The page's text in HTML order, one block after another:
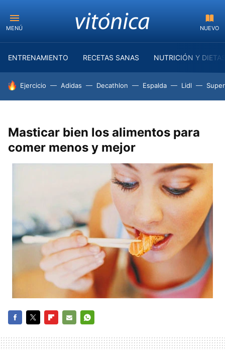
MENÚ NUEVO
ENTRENAMIENTO RECETAS SANAS NUTRICIÓN Y
HOY SE HABLA DE
Ejercicio Adidas Decathlon Espalda Lidl
Masticar bien los alimentos para
comer menos y mejor
MAIL